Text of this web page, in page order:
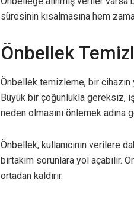
süresinin kısalmasına hem
Önbellek
Önbellek temizleme, bir cihazın
Büyük bir çoğunlukla gereksiz,
neden olmasını önlemek adına
Önbellek, kullanıcının verilere
birtakım sorunlara yol açabilir.
ortadan kaldırır.